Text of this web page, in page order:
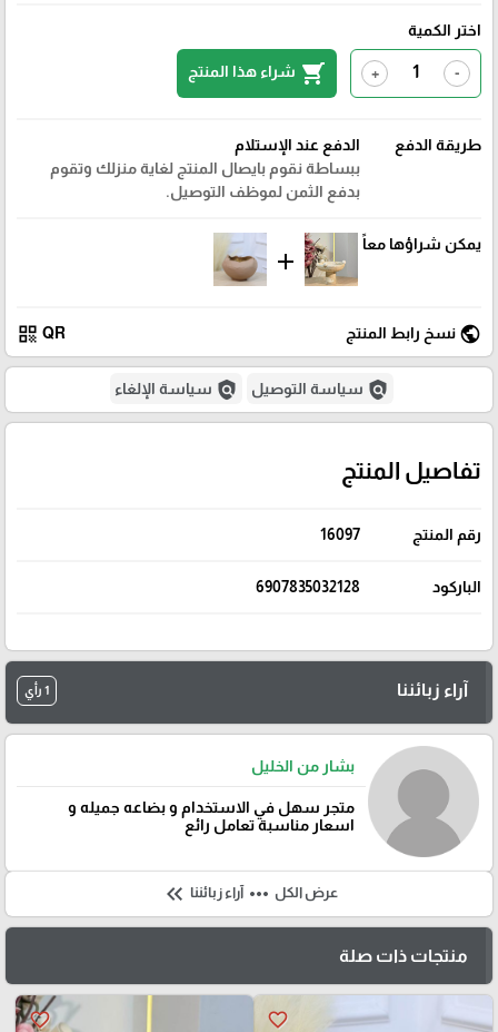
اختر الكمية
-
+
shopping_cart شراء هذا المنتج
طريقة الدفع
الدفع عند الإستلام
ببساطة نقوم بايصال المنتج لغاية منزلك وتقوم
بدفع الثمن لموظف التوصيل.
يمكن شراؤها معاً
add
public نسخ رابط المنتج QR
qr_code
policy سياسة التوصيل policy سياسة الإلغاء
تفاصيل المنتج
رقم المنتج 16097
الباركود 6907835032128
آراء زبائننا 1 رأي
بشار من الخليل
متجر سهل في الاستخدام و بضاعه جميله و
اسعار مناسبة تعامل رائع
عرض الكل more_horiz آراء زبائننا keyboard_double_arrow_left
منتجات ذات صلة
favorite_border
favorite_border